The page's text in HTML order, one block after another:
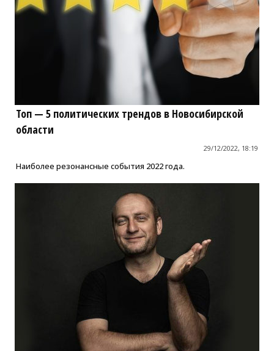
Топ — 5 политических трендов в Новосибирской
области
29/12/2022, 18:19
Наиболее резонансные события 2022 года.